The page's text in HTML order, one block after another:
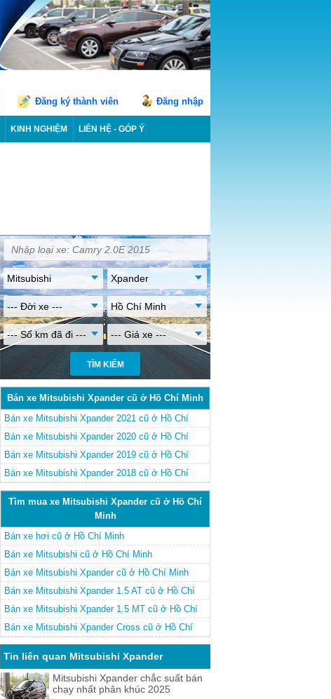
Đăng ký thành viên Đăng nhập
KINH NGHIỆM LIÊN HỆ - GÓP Ý
Mitsubishi Xpander
--- Đời xe --- Hồ Chí Minh
--- Số km đã đi --- --- Giá xe ---
Bán xe Mitsubishi Xpander cũ ở Hồ Chí Minh
Bán xe Mitsubishi Xpander 2021 cũ ở Hồ Chí
Minh
Bán xe Mitsubishi Xpander 2020 cũ ở Hồ Chí
Minh
Bán xe Mitsubishi Xpander 2019 cũ ở Hồ Chí
Minh
Bán xe Mitsubishi Xpander 2018 cũ ở Hồ Chí
Minh
Tìm mua xe Mitsubishi Xpander cũ ở Hồ Chí
Minh
Bán xe hơi cũ ở Hồ Chí Minh
Bán xe Mitsubishi cũ ở Hồ Chí Minh
Bán xe Mitsubishi Xpander cũ ở Hồ Chí Minh
Bán xe Mitsubishi Xpander 1.5 AT cũ ở Hồ Chí
Minh
Bán xe Mitsubishi Xpander 1.5 MT cũ ở Hồ Chí
Minh
Bán xe Mitsubishi Xpander Cross cũ ở Hồ Chí
Minh
Tin liên quan Mitsubishi Xpander
Mitsubishi Xpander chắc suất bán
chạy nhất phân khúc 2025